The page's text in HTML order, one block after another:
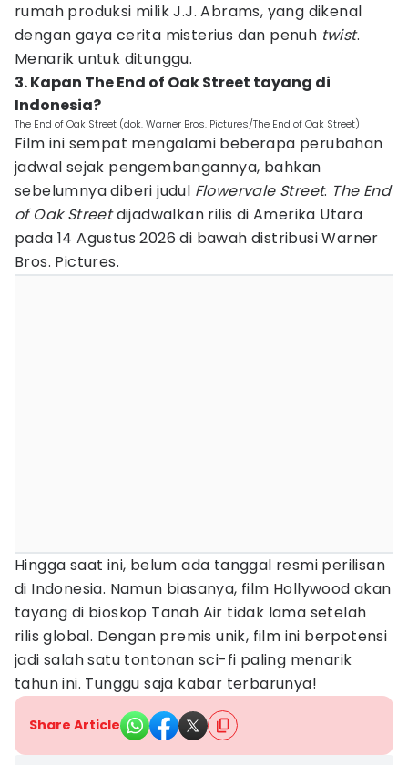
rumah produksi milik J.J. Abrams, yang dikenal
dengan gaya cerita misterius dan penuh twist.
Menarik untuk ditunggu.
3. Kapan The End of Oak Street tayang di
Indonesia?
The End of Oak Street (dok. Warner Bros. Pictures/The End of Oak Street)
Film ini sempat mengalami beberapa perubahan
jadwal sejak pengembangannya, bahkan
sebelumnya diberi judul Flowervale Street. The End
of Oak Streetdijadwalkan rilis di Amerika Utara
pada 14 Agustus 2026 di bawah distribusi Warner
Bros. Pictures.
Hingga saat ini, belum ada tanggal resmi perilisan
di Indonesia. Namun biasanya, film Hollywood akan
tayang di bioskop Tanah Air tidak lama setelah
rilis global. Dengan premis unik, film ini berpotensi
jadi salah satu tontonan sci-fi paling menarik
tahun ini. Tunggu saja kabar terbarunya!
Share Article